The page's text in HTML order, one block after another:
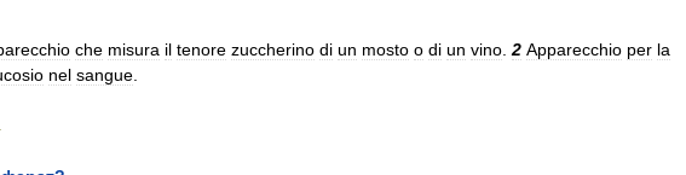
che misura il tenore zuccherino di un mosto o di un vino 2 Apparecchio per la
nel sangue